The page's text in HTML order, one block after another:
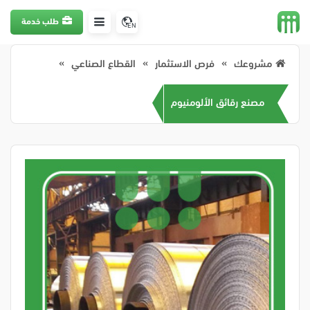
EN طلب خدمة
مشروعك فرص الاستثمار القطاع الصناعي
مصنع رقائق الألومنيوم